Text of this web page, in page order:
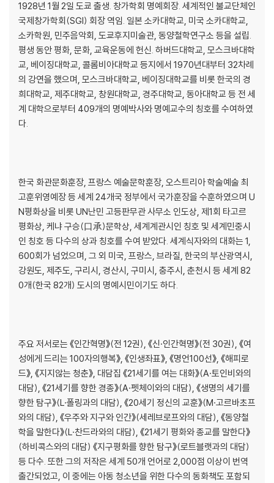
1928년 1월 2일 도쿄 출생. 창가학회 명예회장. 세계적인 불교단체인
국제창가학회(SGI) 회장 역임. 일본 소카대학교, 미국 소카대학교,
소카학원, 민주음악회, 도쿄후지미술관, 동양철학연구소 등을 설립.
평생 동안 평화, 문화, 교육운동에 헌신. 하버드대학교, 모스크바대학
교, 베이징대학교, 콜롬비아대학교 등지에서 1970년대부터 32차례
의 강연을 했으며, 모스크바대학교, 베이징대학교를 비롯 한국의 경
희대학교, 제주대학교, 창원대학교, 경주대학교, 동아대학교 등 전 세
계 대학으로부터 409개의 명예박사와 명예교수의 칭호를 수여하였
다.
한국 화관문화훈장, 프랑스 예술문학훈장, 오스트리아 학술예술 최
고훈위영예장 등 세계 24개국 정부에서 국가훈장을 수훈하였으며 U
N평화상을 비롯 UN난민 고등판무관 사무소 인도상, 제1회 타고르
평화상, 케냐 구승(口承)문학상, 세계계관시인 칭호 및 세계민중시
인 칭호 등 다수의 상과 칭호를 수여 받았다. 세계식자와의 대화는 1,
600회가 넘었으며, 그 외 미국, 프랑스, 브라질, 한국의 부산광역시,
강원도, 제주도, 구리시, 경산시, 구미시, 충주시, 춘천시 등 세계 82
0개(한국 82개) 도시의 명예시민이기도 하다.
주요 저서로는 《인간혁명》(전 12권), 《신·인간혁명》(전 30권), 《여
성에게 드리는 100자의행복》, 《인생좌표》, 《명언100선》, 《해피로
드》, 《지지않는 청춘》, 대담집 《21세기를 여는 대화》(A·토인비와의
대담), 《21세기를 향한 경종》(A·펫체이와의 대담), 《생명의 세기를
향한 탐구》(L·폴링과의 대담), 《20세기 정신의 교훈》(M·고르바초프
와의 대담), 《우주와 지구와 인간》(세레브로프와의 대담), 《동양철
학을 말한다》(L·찬드라와의 대담), 《21세기 평화와 종교를 말한다》
(하비콕스와의 대담) 《지구평화를 향한 탐구》(로트블랫과의 대담)
등 다수. 또한 그의 저작은 세계 50개 언어로 2,000점 이상이 번역
출간되었고, 이 중에는 아동 청소년을 위한 다수의 동화책도 포함되